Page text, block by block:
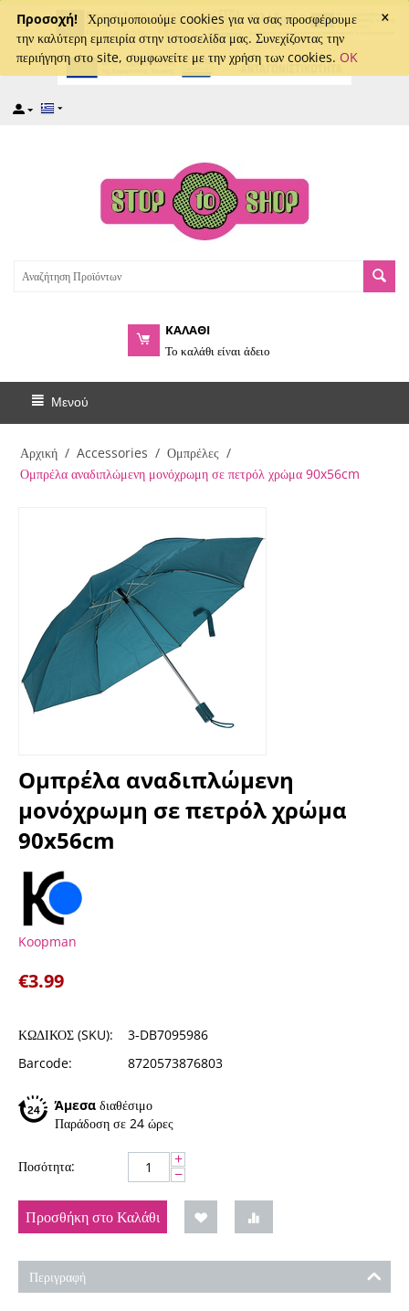
×
Προσοχή! Χρησιμοποιούμε cookies για να σας προσφέρουμε
την καλύτερη εμπειρία στην ιστοσελίδα μας. Συνεχίζοντας την
περιήγηση στο site, συμφωνείτε με την χρήση των cookies. OK
captcha
ΚΑΛΑΘΙ
Το καλάθι είναι άδειο
Μενού
Αρχική / Accessories / Ομπρέλες /
Ομπρέλα αναδιπλώμενη μονόχρωμη σε πετρόλ χρώμα 90x56cm
Ομπρέλα αναδιπλώμενη
μονόχρωμη σε πετρόλ χρώμα
90x56cm
Koopman
€3.99
ΚΩΔΙΚΟΣ (SKU):
3-DB7095986
Barcode:
8720573876803
Άμεσα διαθέσιμο
Παράδοση σε 24 ώρες
Ποσότητα: +
−
Προσθήκη στο Καλάθι
Περιγραφή